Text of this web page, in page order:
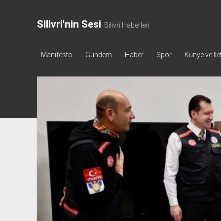
Silivri'nin Sesi Silivri Haberleri
Manifesto Gündem Haber Spor Künye ve